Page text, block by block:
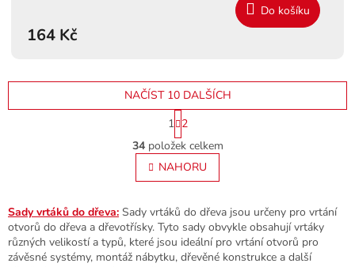
164 Kč
Do košíku
O
v
l
á
a
c
í
p
NAČÍST 10 DALŠÍCH
S
t
r
á
n
k
v
á
n
í
1 2
34položek celkem
NAHORU
Sady vrtáků do dřeva: Sady vrtáků do dřeva jsou určeny pro vrtání
otvorů do dřeva a dřevotřísky. Tyto sady obvykle obsahují vrtáky
různých velikostí a typů, které jsou ideální pro vrtání otvorů pro
závěsné systémy, montáž nábytku, dřevěné konstrukce a další